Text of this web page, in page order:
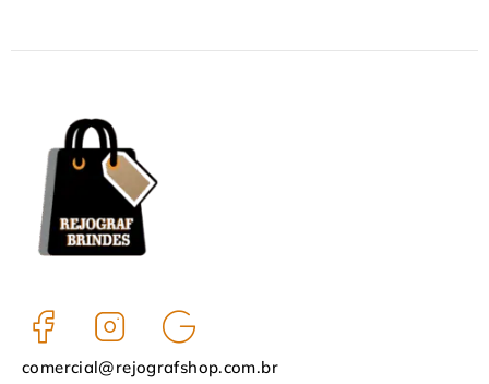
comercial@rejografshop.com.br